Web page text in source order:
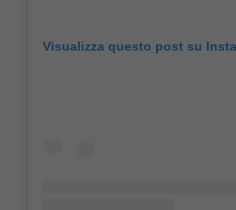
Visualizza questo post su